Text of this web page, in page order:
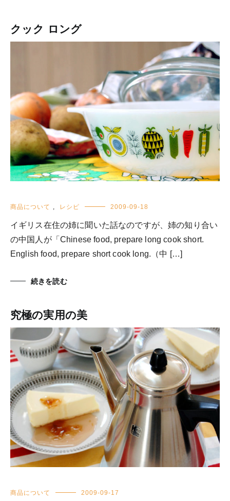
クック ロング
商品について , レシピ 2009-09-18
イギリス在住の姉に聞いた話なのですが、姉の知り合い
の中国人が「Chinese food, prepare long cook short.
English food, prepare short cook long.（中 […]
続きを読む
究極の実用の美
商品について 2009-09-17